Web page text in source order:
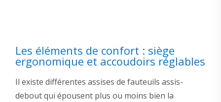
Les éléments de confort : siège
ergonomique et accoudoirs réglables
Il existe différentes assises de fauteuils assis-
debout qui épousent plus ou moins bien la